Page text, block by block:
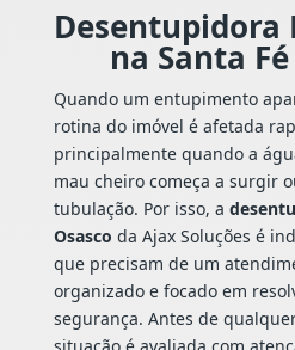
Desentupidora
na Santa
Quando um entupimento
rotina do imóvel é afetada
principalmente quando a
mau cheiro começa a surgir
tubulação. Por isso, a
Osasco da Ajax Soluções é
que precisam de um
organizado e focado em
segurança. Antes de
situação é avaliada com